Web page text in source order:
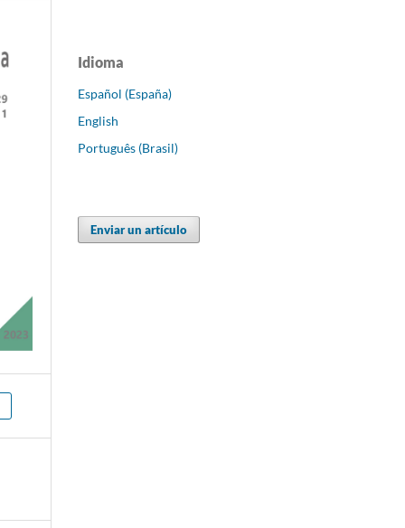
Idioma
Español (España)
English
Português (Brasil)
Enviar un artículo